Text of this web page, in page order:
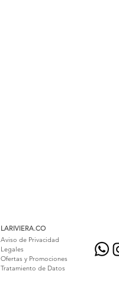
LARIVIERA.CO
Aviso de Privacidad
Legales
Ofertas y Promociones
Tratamiento de Datos